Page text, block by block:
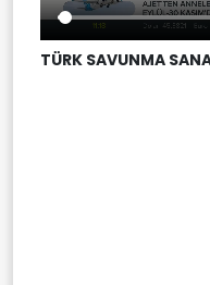
TÜRK SAVUNMA